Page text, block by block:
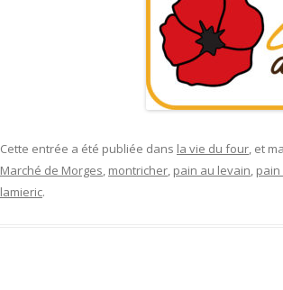
Cette entrée a été publiée dans la vie du four, et
Marché de Morges, montricher, pain au levain, pain
lamieric.